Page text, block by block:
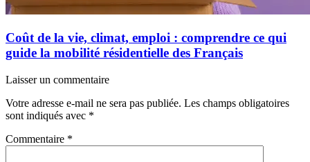
Coût de la vie, climat, emploi : comprendre ce qui
guide la mobilité résidentielle des Français
Laisser un commentaire
Votre adresse e-mail ne sera pas publiée. Les champs obligatoires
sont indiqués avec *
Commentaire *